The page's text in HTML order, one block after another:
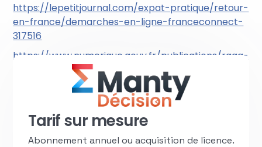
https://lepetitjournal.com/expat-pratique/retour-
en-france/demarches-en-ligne-franceconnect-
317516
https://www.numerique.gouv.fr/publications/rgaa-
accessibilite/.
Tarif sur mesure
Abonnement annuel ou acquisition de licence.